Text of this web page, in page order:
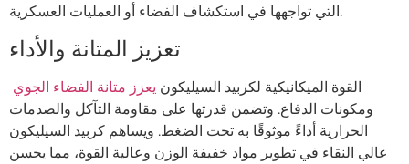
التي تواجهها في استكشاف الفضاء أو العمليات العسكرية.
تعزيز المتانة والأداء
القوة الميكانيكية لكربيد السيليكون يعزز متانة الفضاء الجوي
ومكونات الدفاع. وتضمن قدرتها على مقاومة التآكل والصدمات
الحرارية أداءً موثوقًا به تحت الضغط. ويساهم كربيد السيليكون
عالي النقاء في تطوير مواد خفيفة الوزن وعالية القوة، مما يحسن